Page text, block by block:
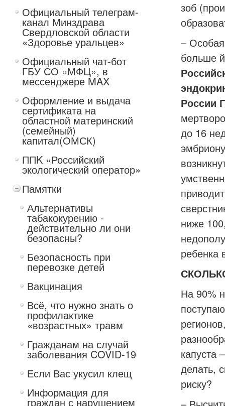
Официальный телеграм-
канал Минздрава
Свердловской области
«Здоровье уральцев»
Официальный чат-бот
ГБУ СО «МФЦ», в
мессенджере MAX
Оформление и выдача
сертификата на
областной материнский
(семейный)
капитал(ОМСК)
ППK «Российский
экологический оператор»
Памятки
Альтернативы
табакокурению -
действительно ли они
безопасны?
Безопасность при
перевозке детей
Вакцинация
Всё, что нужно знать о
профилактике
«возрастных» травм
Гражданам на случай
заболевания COVID-19
Если Вас укусил клещ
Информация для
граждан с нарушением
зоб
–
больше
России
до 16
ниже
ребенка
На 90%
капуста
делать,
риску?